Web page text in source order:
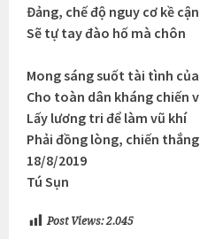
Đảng, chế độ nguy cơ kề cận
Sẽ tự tay đào hố mà chôn
Mong sáng suốt tài tình
Cho toàn dân kháng chiến
Lấy lương tri để làm vũ khí
Phải đồng lòng, chiến
18/8/2019
Tú Sụn
Post Views: 2.045